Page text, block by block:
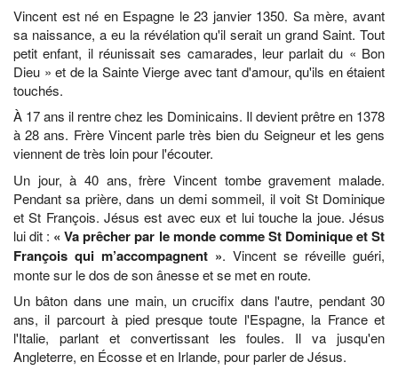
Vincent est né en Espagne le 23 janvier 1350. Sa mère, avant
sa naissance, a eu la révélation qu'il serait un grand Saint. Tout
petit enfant, il réunissait ses camarades, leur parlait du « Bon
Dieu » et de la Sainte Vierge avec tant d'amour, qu'ils en étaient
touchés.
À 17 ans il rentre chez les Dominicains. Il devient prêtre en 1378
à 28 ans. Frère Vincent parle très bien du Seigneur et les gens
viennent de très loin pour l'écouter.
Un jour, à 40 ans, frère Vincent tombe gravement malade.
Pendant sa prière, dans un demi sommeil, il voit St Dominique
et St François. Jésus est avec eux et lui touche la joue. Jésus
lui dit : « Va prêcher par le monde comme St Dominique et St
François qui m’accompagnent ». Vincent se réveille guéri,
monte sur le dos de son ânesse et se met en route.
Un bâton dans une main, un crucifix dans l'autre, pendant 30
ans, il parcourt à pied presque toute l'Espagne, la France et
l'Italie, parlant et convertissant les foules. Il va jusqu'en
Angleterre, en Écosse et en Irlande, pour parler de Jésus.